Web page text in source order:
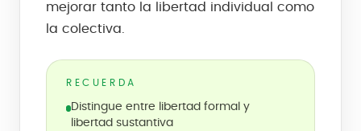
mejorar tanto la libertad individual como
la colectiva.
RECUERDA
Distingue entre libertad formal y
libertad sustantiva